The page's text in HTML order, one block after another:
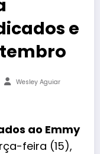
e
Wesley Aguiar
ao Emmy
feira (15),